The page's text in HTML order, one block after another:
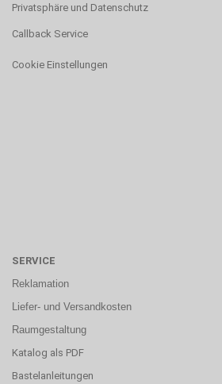
Privatsphäre und Datenschutz
Callback Service
Cookie Einstellungen
SERVICE
Reklamation
Liefer- und Versandkosten
Raumgestaltung
Katalog als PDF
Bastelanleitungen